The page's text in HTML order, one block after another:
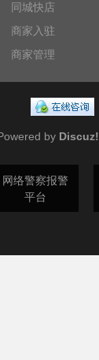
同城快店
商家入驻
商家管理
by Discuz!
网络警察报警
平台